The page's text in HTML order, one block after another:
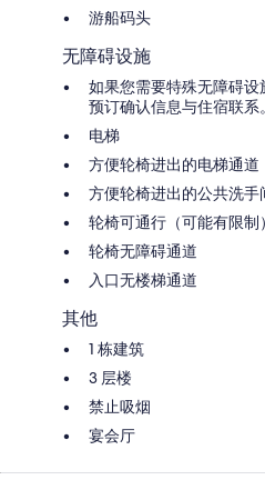
游船码头
无障碍设施
如果您需要特殊无障碍
预订确认信息与住宿联系。
电梯
方便轮椅进出的电梯通道
方便轮椅进出的公共洗手
轮椅可通行（可能有限制）
轮椅无障碍通道
入口无楼梯通道
其他
1 栋建筑
3 层楼
禁止吸烟
宴会厅